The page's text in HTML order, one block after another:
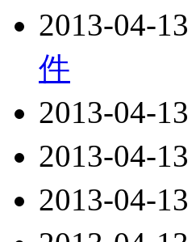
2013-04-13
件
2013-04-13
2013-04-13
2013-04-13